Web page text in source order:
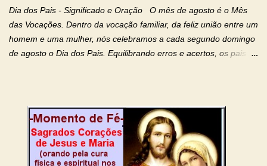
monásticas: a obediência, a castidade e a voluntária pobreza, e
manifestastes o poder de sua intercessão por numerosos
milagres e gra...
Dia dos Pais - Significado e Oração O mês de agosto é o Mês
das Vocações. Dentro da vocação familiar, da feliz união entre um
homem e uma mulher, nós celebramos a cada segundo domingo
de agosto o Dia dos Pais. Equilibrando erros e acertos, os pais
conforto, boa alimentação, educação de qualidade. E, em geral,
procuram orientá-los para que enfrentem o mundo, com suas
alegrias, com seus dissabores. Acompanham-nos em suas
vitórias, em seus fracassos, em suas lutas. É claro que há